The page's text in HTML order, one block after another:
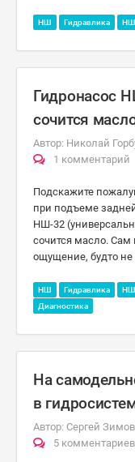
НШ Гидравлика
Гидронасос
сочится
Автор: Николай
1 комментарий
Подскажите
при подъеме
НШ-32
сочится масло.
ощущение, будто не
НШ Гидравлика
Диагностика
На
в
Автор: Сергей
5 комментариев